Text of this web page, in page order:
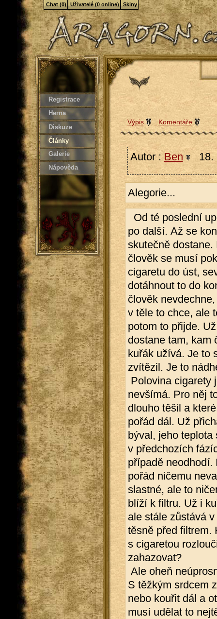
Registrace
Herna
Diskuze
Články
Galerie
Nápověda
Výpis Komentáře
Autor : Ben 18.
Alegorie...
Od té poslední
po další. Až se
skutečně
člověk se musí
cigaretu do úst,
dotáhnout to do
člověk
v těle to chce, ale
potom to přijde.
dostane tam, kam
kuřák užívá. Je to
zvítězil. Je to
Polovina cigarety
nevšímá. Pro něj
dlouho těšil a
pořád dál. Už
býval, jeho
v předchozích
případě
pořád ničemu
slastné, ale to
blíží k filtru. Už i
ale stále zůstává
těsně před filtrem.
s cigaretou
zahazovat?
Ale oheň
S těžkým srdcem
nebo kouřit dál a
musí udělat to
Chat (0) Uživatelé (0 online) Skiny